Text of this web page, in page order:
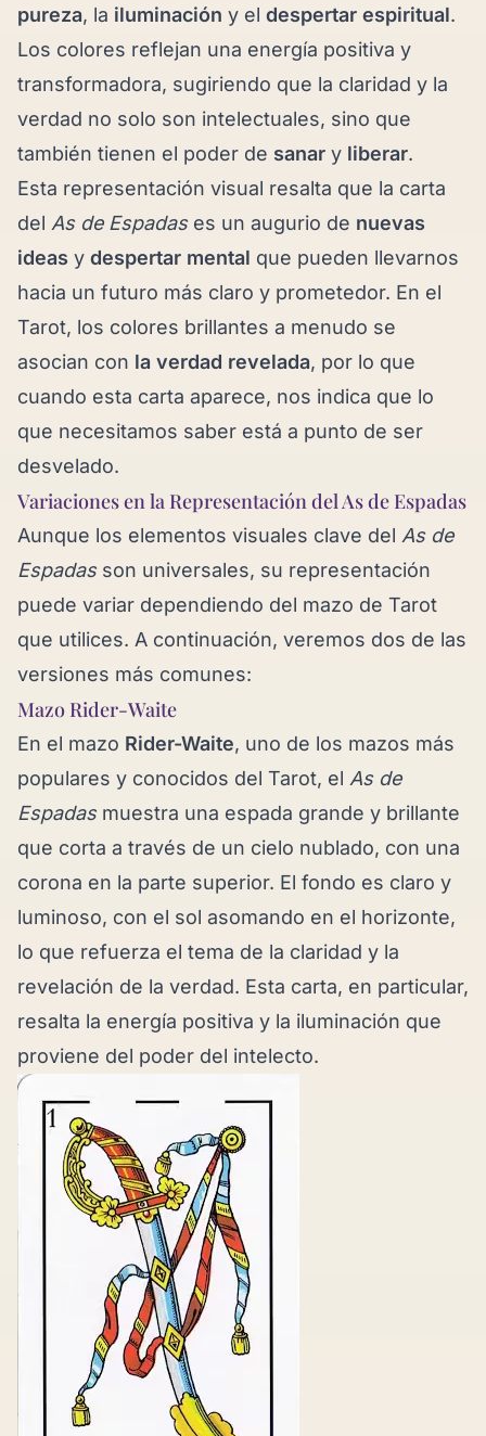
pureza, la iluminación y el despertar espiritual.
Los colores reflejan una energía positiva y
transformadora, sugiriendo que la claridad y la
verdad no solo son intelectuales, sino que
también tienen el poder de sanar y liberar.
Esta representación visual resalta que la carta
del As de Espadases un augurio de nuevas
ideas y despertar mental que pueden llevarnos
hacia un futuro más claro y prometedor. En el
Tarot, los colores brillantes a menudo se
asocian con la verdad revelada, por lo que
cuando esta carta aparece, nos indica que lo
que necesitamos saber está a punto de ser
desvelado.
Variaciones en la Representación del As de Espadas
Aunque los elementos visuales clave del As de
Espadasson universales, su representación
puede variar dependiendo del mazo de Tarot
que utilices. A continuación, veremos dos de las
versiones más comunes:
Mazo Rider-Waite
En el mazo Rider-Waite, uno de los mazos más
populares y conocidos del Tarot, el As de
Espadasmuestra una espada grande y brillante
que corta a través de un cielo nublado, con una
corona en la parte superior. El fondo es claro y
luminoso, con el sol asomando en el horizonte,
lo que refuerza el tema de la claridad y la
revelación de la verdad. Esta carta, en particular,
resalta la energía positiva y la iluminación que
proviene del poder del intelecto.